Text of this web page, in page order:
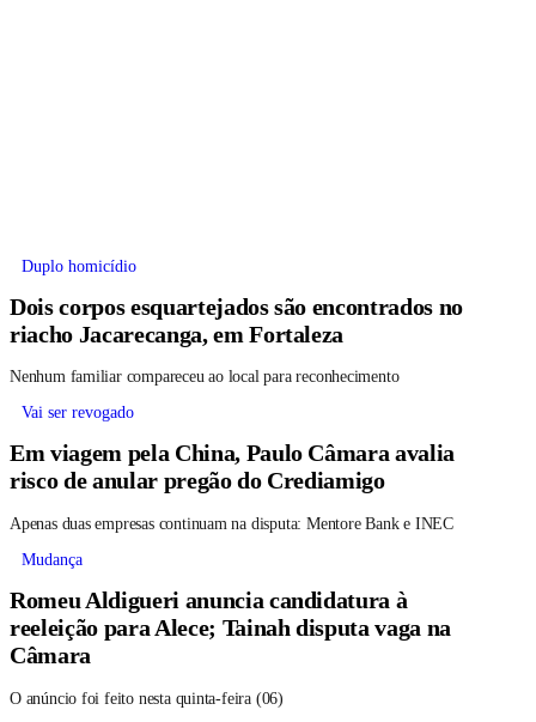
Duplo homicídio
Dois corpos esquartejados são encontrados no
riacho Jacarecanga, em Fortaleza
Nenhum familiar compareceu ao local para reconhecimento
Vai ser revogado
Em viagem pela China, Paulo Câmara avalia
risco de anular pregão do Crediamigo
Apenas duas empresas continuam na disputa: Mentore Bank e INEC
Mudança
Romeu Aldigueri anuncia candidatura à
reeleição para Alece; Tainah disputa vaga na
Câmara
O anúncio foi feito nesta quinta-feira (06)